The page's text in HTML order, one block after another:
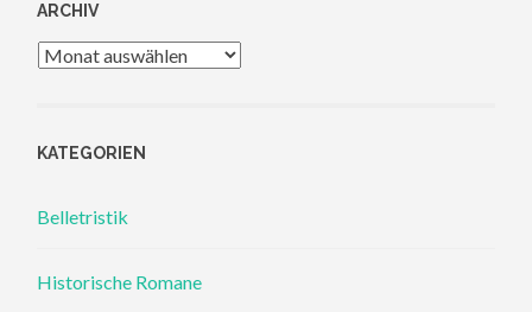
ARCHIV
Archiv
KATEGORIEN
Belletristik
Historische Romane